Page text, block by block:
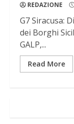
REDAZIONE
G7 Siracusa:
dei Borghi
GALP,...
Read More